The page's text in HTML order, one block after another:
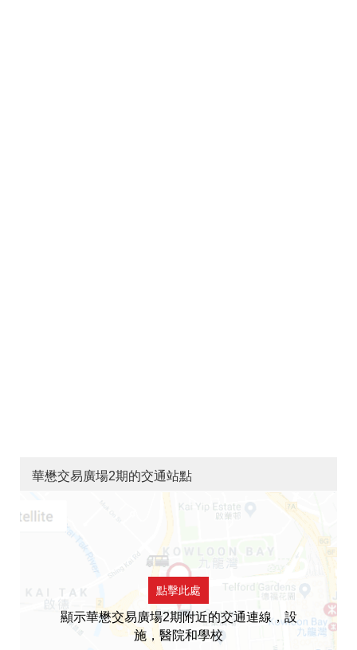
華懋交易廣場2期的交通站點
點擊此處
顯示華懋交易廣場2期附近的交通連線，設
施，醫院和學校